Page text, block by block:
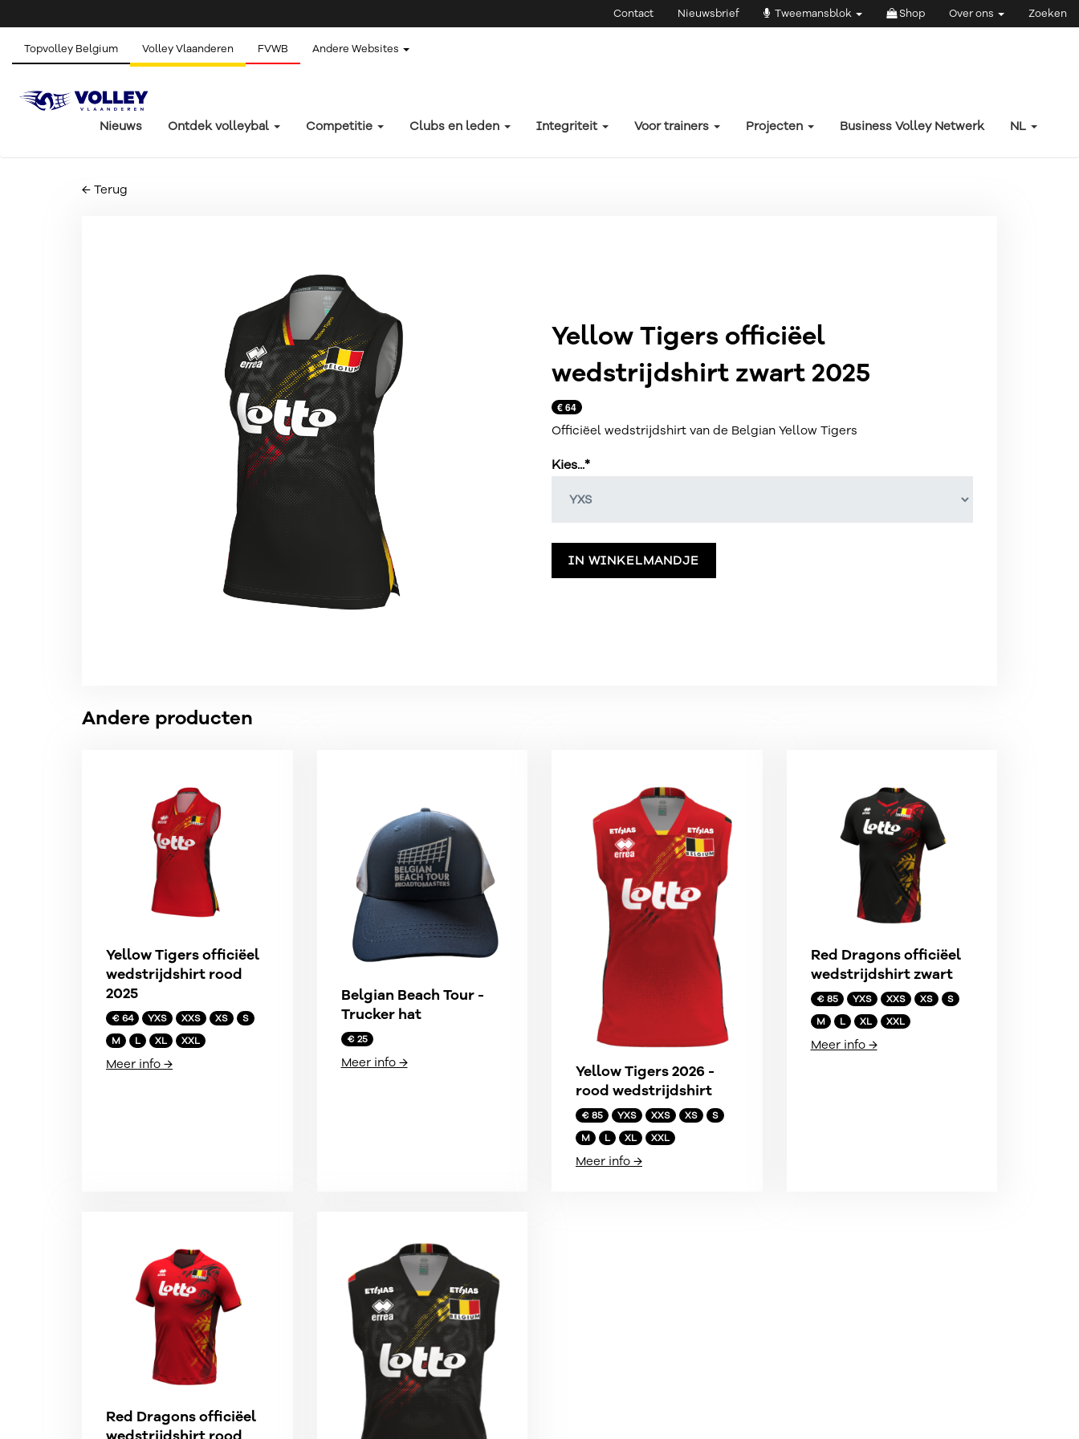
Contact Nieuwsbrief Tweemansblok Shop Over ons Zoeken
Topvolley Belgium Volley Vlaanderen FVWB Andere Websites
Nieuws Ontdek volleybal Competitie Clubs en leden Integriteit Voor trainers Projecten Business Volley Netwerk NL
← Terug
Yellow Tigers officiëel
wedstrijdshirt zwart 2025
€ 64
Officiëel wedstrijdshirt van de Belgian Yellow Tigers
Kies...*
IN WINKELMANDJE
Andere producten
Yellow Tigers officiëel
wedstrijdshirt rood
2025
€ 64 YXS XXS XS
S
M
L XL XXL
Meer info →
Belgian Beach Tour -
Trucker hat
€ 25
Meer info →
Yellow Tigers 2026 -
rood wedstrijdshirt
€ 85 YXS XXS XS
S
M
L XL XXL
Meer info →
Red Dragons officiëel
wedstrijdshirt zwart
€ 85 YXS XXS XS
S
M
L XL XXL
Meer info →
Red Dragons officiëel